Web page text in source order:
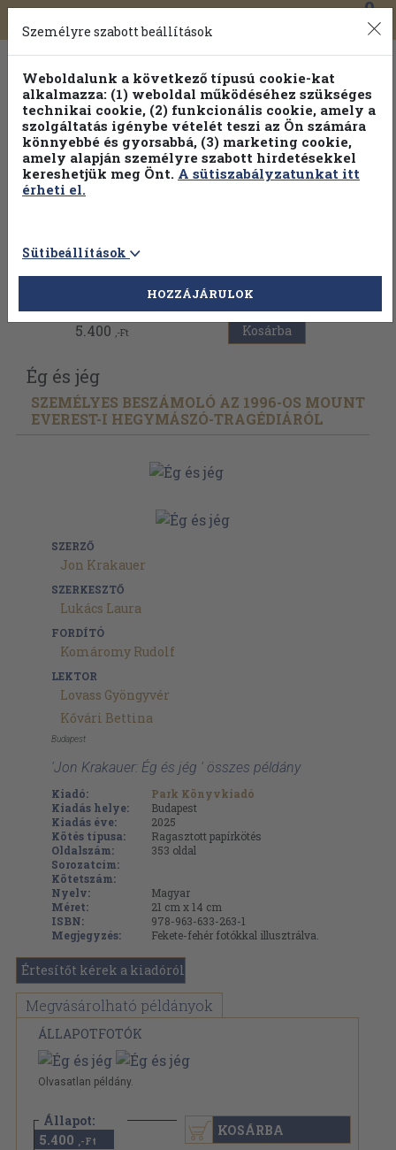
Toggle
navigation
0
Vissza az előző oldalra
5.400 ,-Ft Kosárba
Ég és jég
SZEMÉLYES BESZÁMOLÓ AZ 1996-OS MOUNT
EVEREST-I HEGYMÁSZÓ-TRAGÉDIÁRÓL
SZERZŐ
Jon Krakauer
SZERKESZTŐ
Lukács Laura
FORDÍTÓ
Komáromy Rudolf
LEKTOR
Lovass Gyöngyvér
Kővári Bettina
Budapest
'Jon Krakauer: Ég és jég ' összes példány
Kiadó:
Park Könyvkiadó
Kiadás helye:
Budapest
Kiadás éve:
2025
Kötés típusa:
Ragasztott papírkötés
Oldalszám:
353 oldal
Sorozatcím:
Kötetszám:
Nyelv:
Magyar
Méret:
21 cm x 14 cm
ISBN:
978-963-633-263-1
Megjegyzés:
Fekete-fehér fotókkal illusztrálva.
Értesítőt kérek a kiadóról
Megvásárolható példányok
ÁLLAPOTFOTÓK
Olvasatlan példány.
Állapot:
Újszerű
5.400 ,-Ft
KOSÁRBA
Személyre szabott beállítások
Weboldalunk a következő típusú cookie-kat
alkalmazza: (1) weboldal működéséhez szükséges
technikai cookie, (2) funkcionális cookie, amely a
szolgáltatás igénybe vételét teszi az Ön számára
könnyebbé és gyorsabbá, (3) marketing cookie,
amely alapján személyre szabott hirdetésekkel
kereshetjük meg Önt. A sütiszabályzatunkat itt
érheti el.
Sütibeállítások
HOZZÁJÁRULOK